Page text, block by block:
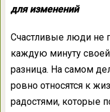
для изменений
Счастливые люди не
каждую минуту
разница. На самом
ровно относятся к
радостями, которые